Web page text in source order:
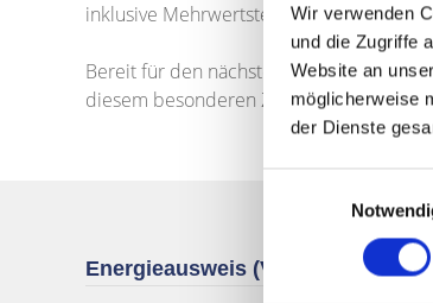
Wir verwenden
und die Zugriffe
Website an
möglicherweise
der Dienste
inklusive Mehrwertsteuer an.
Bereit für den nächsten
diesem besonderen Zuhause!
Energieausweis